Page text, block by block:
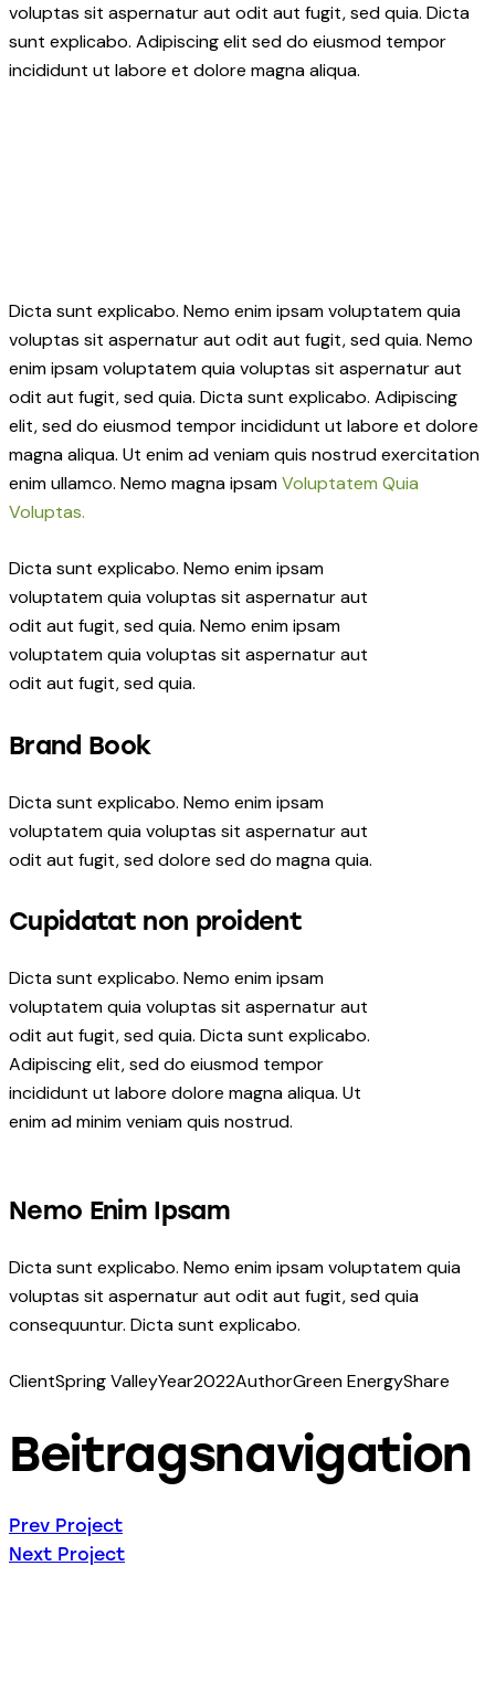
voluptas sit aspernatur aut odit aut fugit, sed quia. Dicta
sunt explicabo. Adipiscing elit sed do eiusmod tempor
incididunt ut labore et dolore magna aliqua.
Dicta sunt explicabo. Nemo enim ipsam voluptatem quia
voluptas sit aspernatur aut odit aut fugit, sed quia. Nemo
enim ipsam voluptatem quia voluptas sit aspernatur aut
odit aut fugit, sed quia. Dicta sunt explicabo. Adipiscing
elit, sed do eiusmod tempor incididunt ut labore et dolore
magna aliqua. Ut enim ad veniam quis nostrud exercitation
enim ullamco. Nemo magna ipsamVoluptatem Quia
Voluptas.
Dicta sunt explicabo. Nemo enim ipsam
voluptatem quia voluptas sit aspernatur aut
odit aut fugit, sed quia. Nemo enim ipsam
voluptatem quia voluptas sit aspernatur aut
odit aut fugit, sed quia.
Brand Book
Dicta sunt explicabo. Nemo enim ipsam
voluptatem quia voluptas sit aspernatur aut
odit aut fugit, sed dolore sed do magna quia.
Cupidatat non proident
Dicta sunt explicabo. Nemo enim ipsam
voluptatem quia voluptas sit aspernatur aut
odit aut fugit, sed quia. Dicta sunt explicabo.
Adipiscing elit, sed do eiusmod tempor
incididunt ut labore dolore magna aliqua. Ut
enim ad minim veniam quis nostrud.
Nemo Enim Ipsam
Dicta sunt explicabo. Nemo enim ipsam voluptatem quia
voluptas sit aspernatur aut odit aut fugit, sed quia
consequuntur. Dicta sunt explicabo.
ClientSpring ValleyYear2022AuthorGreen EnergyShare
Beitragsnavigation
Prev Project
Next Project